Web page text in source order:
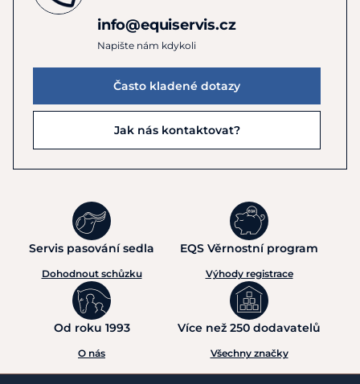
info@equiservis.cz
Napište nám kdykoli
Často kladené dotazy
Jak nás kontaktovat?
Servis pasování sedla
Dohodnout schůzku
EQS Věrnostní program
Výhody registrace
Od roku 1993
O nás
Více než 250 dodavatelů
Všechny značky